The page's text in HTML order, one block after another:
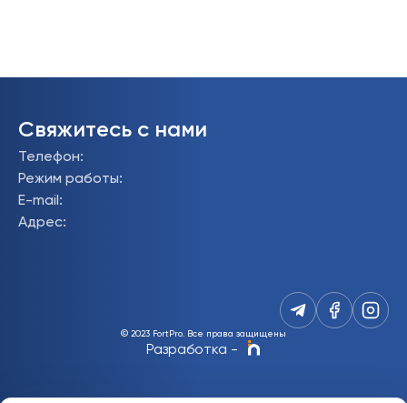
Свяжитесь с нами
Телефон:
Режим работы:
E-mail :
Адрес:
© 2023 FortPro. Все права защищены
Разработка -